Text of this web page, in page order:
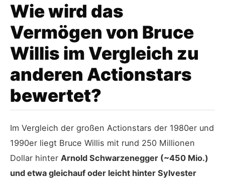
Wie wird das
Vermögen von Bruce
Willis im Vergleich zu
anderen Actionstars
bewertet?
Im Vergleich der großen Actionstars der 1980er und
1990er liegt Bruce Willis mit rund 250 Millionen
Dollar hinter Arnold Schwarzenegger (~450 Mio.)
und etwa gleichauf oder leicht hinter Sylvester